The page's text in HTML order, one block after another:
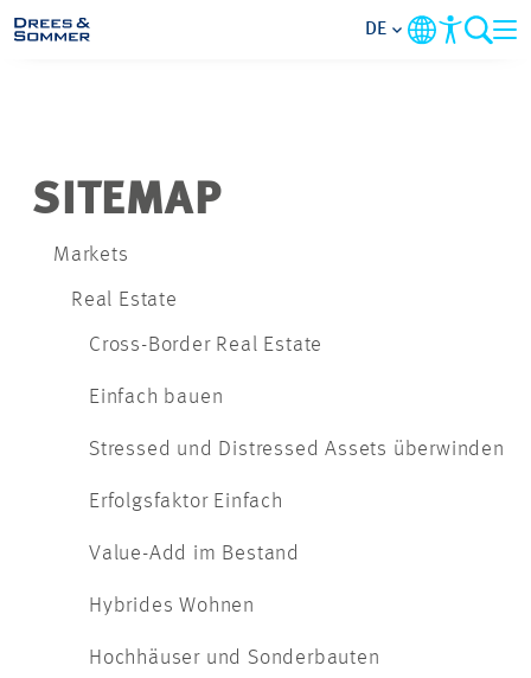
PROJEKTE
DE
SITEMAP
Markets
Real Estate
Cross-Border Real Estate
Einfach bauen
Stressed und Distressed Assets überwinden
Erfolgsfaktor Einfach
Value-Add im Bestand
Hybrides Wohnen
Hochhäuser und Sonderbauten